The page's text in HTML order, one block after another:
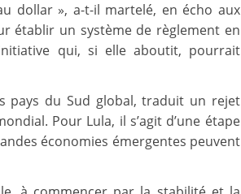
dollar », a-t-il martelé, en écho aux
établir un système de règlement en
qui, si elle aboutit, pourrait
pays du Sud global, traduit un rejet
Pour Lula, il s’agit d’une étape
économies émergentes peuvent